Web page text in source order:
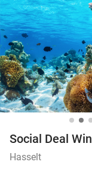
Social Deal Win
Hasselt